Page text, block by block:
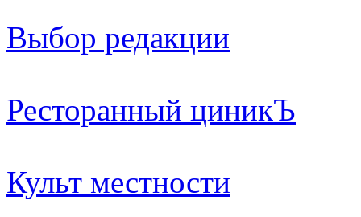
Выбор редакции
Ресторанный циникЪ
Культ местности